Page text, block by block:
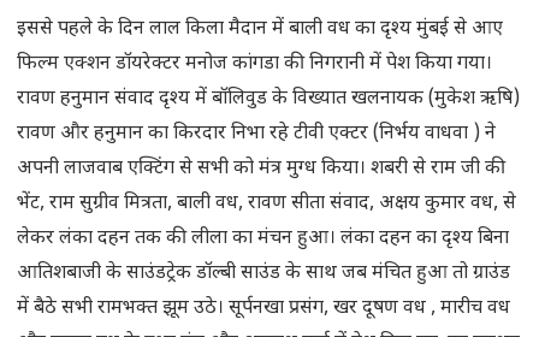
इससे पहले के दिन लाल किला मैदान में बाली वध का दृश्य मुंबई से आए
फिल्म एक्शन डॉयरेक्टर मनोज कांगडा की निगरानी में पेश किया गया।
रावण हनुमान संवाद दृश्य में बॉलिवुड के विख्यात खलनायक (मुकेश ऋषि)
रावण और हनुमान का किरदार निभा रहे टीवी एक्टर (निर्भय वाधवा ) ने
अपनी लाजवाब एक्टिंग से सभी को मंत्र मुग्ध किया। शबरी से राम जी की
भेंट, राम सुग्रीव मित्रता, बाली वध, रावण सीता संवाद, अक्षय कुमार वध, से
लेकर लंका दहन तक की लीला का मंचन हुआ। लंका दहन का दृश्य बिना
आतिशबाजी के साउंडट्रेक डॉल्बी साउंड के साथ जब मंचित हुआ तो ग्राउंड
में बैठे सभी रामभक्त झूम उठे। सूर्पनखा प्रसंग, खर दूषण वध , मारीच वध